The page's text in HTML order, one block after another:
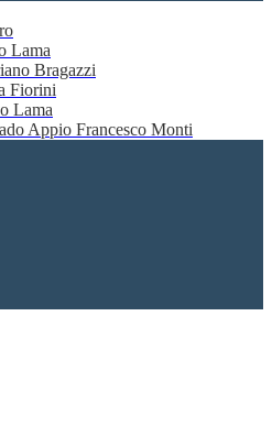
Lama
Bragazzi
Fiorini
Lama
Appio Francesco Monti